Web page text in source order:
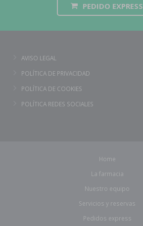
PEDIDO EXPRESS
AVISO LEGAL
POLÍTICA DE PRIVACIDAD
POLÍTICA DE COOKIES
POLÍTICA REDES SOCIALES
Home
La farmacia
Nuestro equipo
Servicios y reservas
Pedidos express